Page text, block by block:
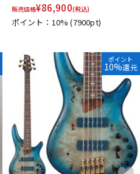
販売価格¥86,900(税込)
ポイント：10%(7900pt)
ポイント
10%還元